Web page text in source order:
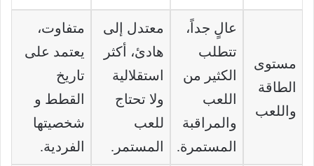
مستوى
الطاقة
واللعب
عالٍ جداً،
تتطلب
الكثير من
اللعب
والمراقبة
المستمرة.
معتدل إلى
هادئ، أكثر
استقلالية
ولا تحتاج
للعب
المستمر.
متفاوت،
يعتمد على
تاريخ
القطط و
شخصيتها
الفردية.